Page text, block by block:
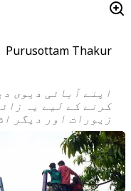
Purusottam Thakur
اپنے آبائی دیوی
کرنے کے لیے یہ
زیورات اور دیگر